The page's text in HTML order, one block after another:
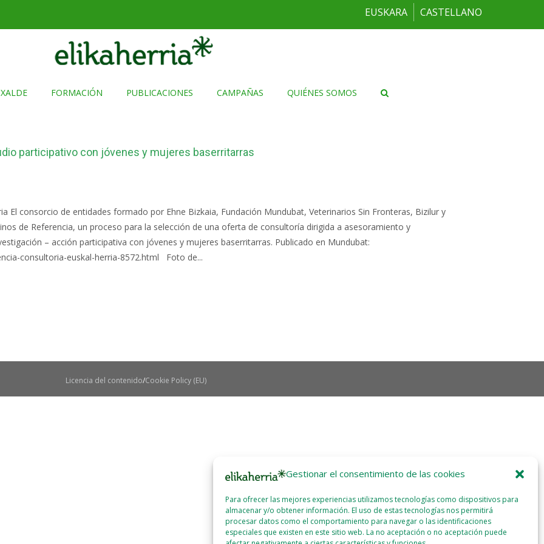
Gestionar el consentimiento de las cookies
Para ofrecer las mejores experiencias utilizamos tecnologías como dispositivos para
almacenar y/o obtener información. El uso de estas tecnologías nos permitirá
procesar datos como el comportamiento para navegar o las identificaciones
especiales que existen en este sitio web. La no aceptación o no aceptación puede
EUSKARA CASTELLANO
FORMACIÓN PUBLICACIONES CAMPAÑAS QUIÉNES SOMOS
participativo con jóvenes y mujeres baserritarras
El consorcio de entidades formado por Ehne Bizkaia, Fundación Mundubat, Veterinarios Sin Fronteras, Bizilur y
de Referencia, un proceso para la selección de una oferta de consultoría dirigida a asesoramiento y
– acción participativa con jóvenes y mujeres baserritarras. Publicado en Mundubat:
consultoria-euskal-herria-8572.html Foto de...
Licencia del contenido Cookie Policy (EU)